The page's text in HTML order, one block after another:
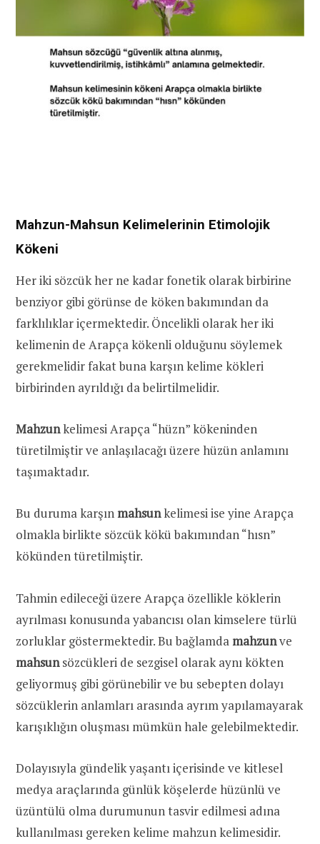
Mahzun-Mahsun Kelimelerinin Etimolojik
Kökeni
Her iki sözcük her ne kadar fonetik olarak birbirine
benziyor gibi görünse de köken bakımından da
farklılıklar içermektedir. Öncelikli olarak her iki
kelimenin de Arapça kökenli olduğunu söylemek
gerekmelidir fakat buna karşın kelime kökleri
birbirinden ayrıldığı da belirtilmelidir.
Mahzunkelimesi Arapça “hüzn” kökeninden
türetilmiştir ve anlaşılacağı üzere hüzün anlamını
taşımaktadır.
Bu duruma karşınmahsunkelimesi ise yine Arapça
olmakla birlikte sözcük kökü bakımından “hısn”
kökünden türetilmiştir.
Tahmin edileceği üzere Arapça özellikle köklerin
ayrılması konusunda yabancısı olan kimselere türlü
zorluklar göstermektedir. Bu bağlamda mahzunve
mahsunsözcükleri de sezgisel olarak aynı kökten
geliyormuş gibi görünebilir ve bu sebepten dolayı
sözcüklerin anlamları arasında ayrım yapılamayarak
karışıklığın oluşması mümkün hale gelebilmektedir.
Dolayısıyla gündelik yaşantı içerisinde ve kitlesel
medya araçlarında günlük köşelerde hüzünlü ve
üzüntülü olma durumunun tasvir edilmesi adına
kullanılması gereken kelime mahzun kelimesidir.